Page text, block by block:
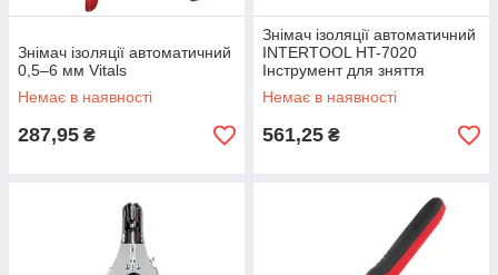
Знімач ізоляції автоматичний
0,5–6 мм Vitals
Немає в наявності
287,95 ₴
Знімач ізоляції автоматичний
INTERTOOL HT-7020
Інструмент для зняття
ізоляції riven
Немає в наявності
561,25 ₴